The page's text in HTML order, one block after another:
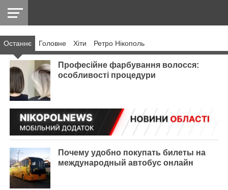
НІКОПОЛЬ
РАЙОН
СІЧЕСЛАВСЬКА
УКРАЇНА
РЕТРО
НІКОПОЛЬ
ЛАЙТ
УКРАЇНА
ДОПОМОГА
Останнє Головнe Хіти Ретро Нікополь
Професійне фарбування волосся:
особливості процедури
Почему удобно покупать билеты на
международный автобус онлайн